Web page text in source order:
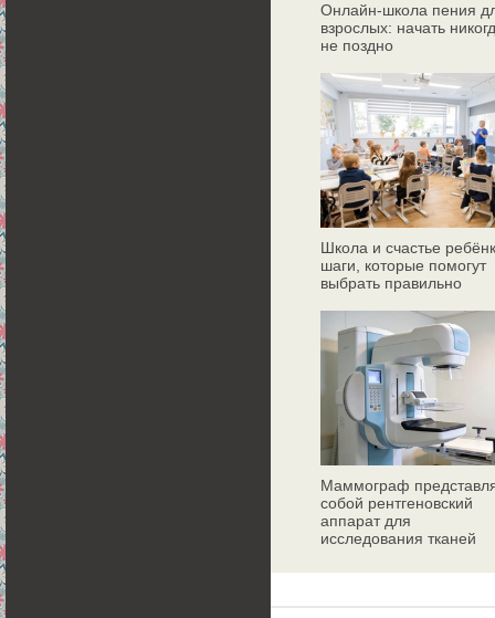
Онлайн‑школа пения
взрослых: начать
не поздно
Школа и счастье
шаги, которые помогут
выбрать правильно
Маммограф
собой рентгеновский
аппарат для
исследования тканей